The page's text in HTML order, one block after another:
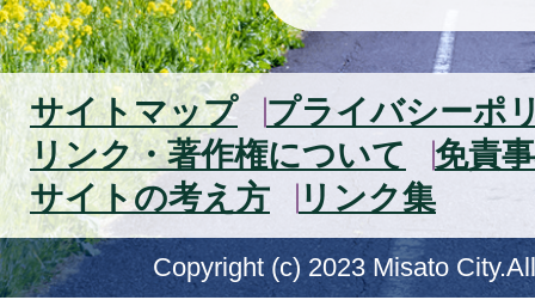
サイトマップ
プライバシーポ
リンク・著作権について
免責
サイトの考え方
リンク集
Copyright (c) 2023 Misato